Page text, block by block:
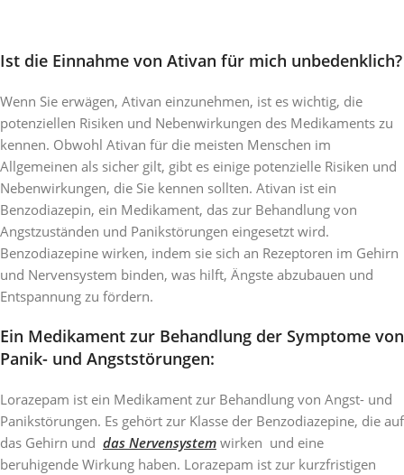
Ist die Einnahme von Ativan für mich unbedenklich?
Wenn Sie erwägen, Ativan einzunehmen, ist es wichtig, die
potenziellen Risiken und Nebenwirkungen des Medikaments zu
kennen. Obwohl Ativan für die meisten Menschen im
Allgemeinen als sicher gilt, gibt es einige potenzielle Risiken und
Nebenwirkungen, die Sie kennen sollten. Ativan ist ein
Benzodiazepin, ein Medikament, das zur Behandlung von
Angstzuständen und Panikstörungen eingesetzt wird.
Benzodiazepine wirken, indem sie sich an Rezeptoren im Gehirn
und Nervensystem binden, was hilft, Ängste abzubauen und
Entspannung zu fördern.
Ein Medikament zur Behandlung der Symptome von
Panik- und Angststörungen:
Lorazepam ist ein Medikament zur Behandlung von Angst- und
Panikstörungen. Es gehört zur Klasse der Benzodiazepine, die auf
das Gehirn und das Nervensystem wirken und eine
beruhigende Wirkung haben. Lorazepam ist zur kurzfristigen